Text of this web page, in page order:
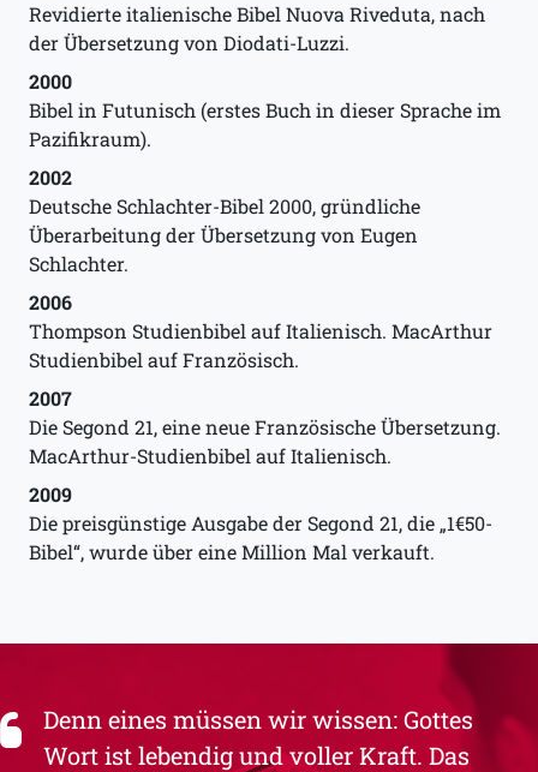
Revidierte italienische Bibel Nuova Riveduta, nach
der Übersetzung von Diodati-Luzzi.
2000
Bibel in Futunisch (erstes Buch in dieser Sprache im
Pazifikraum).
2002
Deutsche Schlachter-Bibel 2000, gründliche
Überarbeitung der Übersetzung von Eugen
Schlachter.
2006
Thompson Studienbibel auf Italienisch. MacArthur
Studienbibel auf Französisch.
2007
Die Segond 21, eine neue Französische Übersetzung.
MacArthur-Studienbibel auf Italienisch.
2009
Die preisgünstige Ausgabe der Segond 21, die „1€50-
Bibel“, wurde über eine Million Mal verkauft.
Denn eines müssen wir wissen: Gottes
Wort ist lebendig und voller Kraft. Das